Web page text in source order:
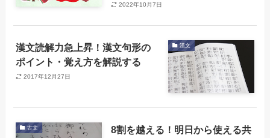
2022年10月7日
漢文
漢文読解力急上昇！漢文句形の
ポイント・覚え方を解説する
2017年12月27日
古文
8割を越える！明日から使える共